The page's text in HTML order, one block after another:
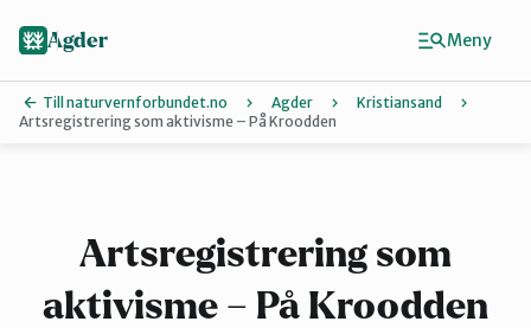
Arendal
Agder
Till naturvernforbundet.no Agder
Kristiansand
Artsregistrering som aktivisme – På Kroodden
Artsregistrering som
aktivisme – På Kroodden